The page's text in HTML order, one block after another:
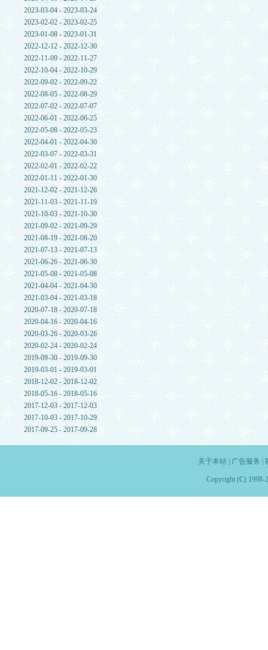
2023-03-04 - 2023-03-24
2023-02-02 - 2023-02-25
2023-01-08 - 2023-01-31
2022-12-12 - 2022-12-30
2022-11-09 - 2022-11-27
2022-10-04 - 2022-10-29
2022-09-02 - 2022-09-22
2022-08-05 - 2022-08-29
2022-07-02 - 2022-07-07
2022-06-01 - 2022-06-25
2022-05-08 - 2022-05-23
2022-04-01 - 2022-04-30
2022-03-07 - 2022-03-31
2022-02-01 - 2022-02-22
2022-01-11 - 2022-01-30
2021-12-02 - 2021-12-26
2021-11-03 - 2021-11-19
2021-10-03 - 2021-10-30
2021-09-02 - 2021-09-29
2021-08-19 - 2021-08-20
2021-07-13 - 2021-07-13
2021-06-26 - 2021-06-30
2021-05-08 - 2021-05-08
2021-04-04 - 2021-04-30
2021-03-04 - 2021-03-18
2020-07-18 - 2020-07-18
2020-04-16 - 2020-04-16
2020-03-26 - 2020-03-26
2020-02-24 - 2020-02-24
2019-09-30 - 2019-09-30
2019-03-01 - 2019-03-01
2018-12-02 - 2018-12-02
2018-05-16 - 2018-05-16
2017-12-03 - 2017-12-03
2017-10-03 - 2017-10-29
2017-09-25 - 2017-09-28
关于本站| 广告服务
Copyright (C) 1998-